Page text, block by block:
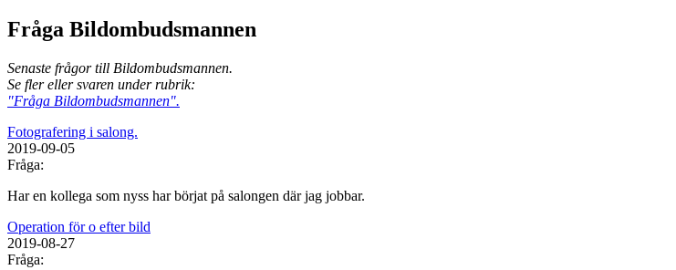
Fråga Bildombudsmannen
Senaste frågor till Bildombudsmannen.
Se fler eller svaren under rubrik:
"Fråga Bildombudsmannen".
Fotografering i salong.
2019-09-05
Fråga:
Har en kollega som nyss har börjat på salongen där jag jobbar.
Operation för o efter bild
2019-08-27
Fråga: